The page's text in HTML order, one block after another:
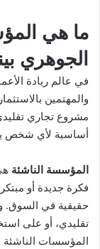
ى
X
ا
ي
ما هي
الجوهري
في عالم ريادة
والمهتمين
مشروع تجاري
أساسية لأي شخص
المؤسسة الناشئة
فكرة جديدة أو
حقيقية في السوق.
تقليدي، أو على
المؤسسات الناشئة